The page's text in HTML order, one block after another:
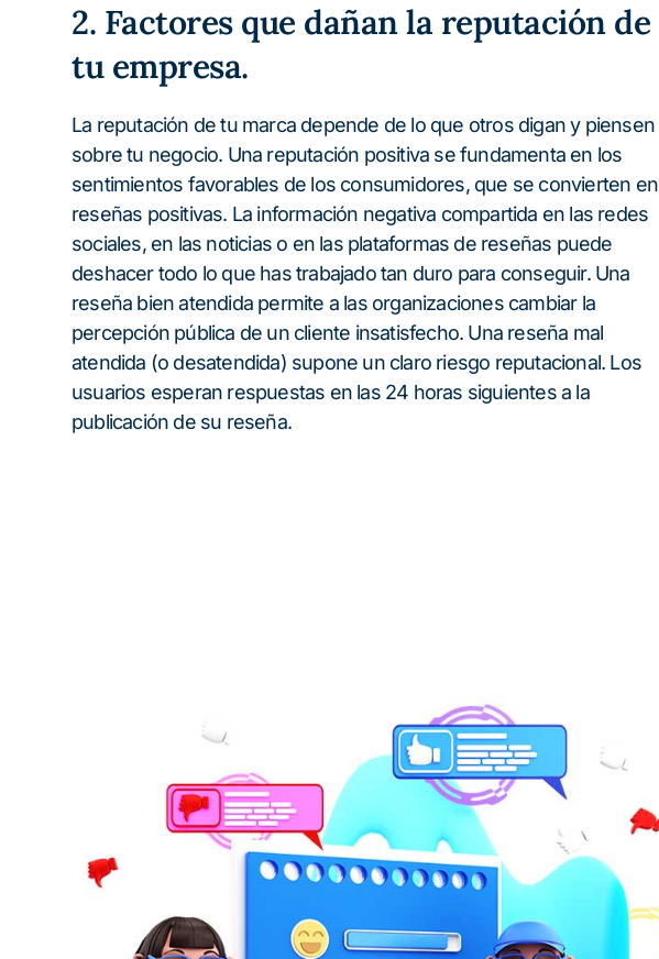
2. Factores que dañan la reputación de
tu empresa.
La reputación de tu marca depende de lo que otros digan y piensen
sobre tu negocio. Una reputación positiva se fundamenta en los
sentimientos favorables de los consumidores, que se convierten en
reseñas positivas. La información negativa compartida en las redes
sociales, en las noticias o en las plataformas de reseñas puede
deshacer todo lo que has trabajado tan duro para conseguir. Una
reseña bien atendida permite a las organizaciones cambiar la
percepción pública de un cliente insatisfecho. Una reseña mal
atendida (o desatendida) supone un claro riesgo reputacional. Los
usuarios esperan respuestas en las 24 horas siguientes a la
publicación de su reseña.